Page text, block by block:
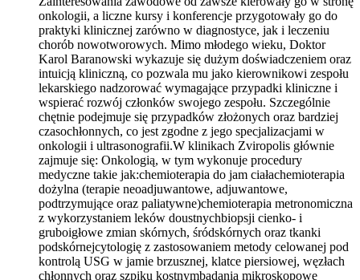
onkologii, a liczne kursy i konferencje przygotowały go do
praktyki klinicznej zarówno w diagnostyce, jak i leczeniu
chorób nowotworowych. Mimo młodego wieku, Doktor
Karol Baranowski wykazuje się dużym doświadczeniem oraz
intuicją kliniczną, co pozwala mu jako kierownikowi zespołu
lekarskiego nadzorować wymagające przypadki kliniczne i
wspierać rozwój członków swojego zespołu. Szczególnie
chętnie podejmuje się przypadków złożonych oraz bardziej
czasochłonnych, co jest zgodne z jego specjalizacjami w
onkologii i ultrasonografii.W klinikach Zviropolis głównie
zajmuje się: Onkologią, w tym wykonuje procedury
medyczne takie jak:chemioterapia do jam ciałachemioterapia
dożylna (terapie neoadjuwantowe, adjuwantowe,
podtrzymujące oraz paliatywne)chemioterapia metronomiczna
z wykorzystaniem leków doustnychbiopsji cienko- i
gruboigłowe zmian skórnych, śródskórnych oraz tkanki
podskórnejcytologię z zastosowaniem metody celowanej pod
kontrolą USG w jamie brzusznej, klatce piersiowej, węzłach
chłonnych oraz szpiku kostnymbadania mikroskopowe